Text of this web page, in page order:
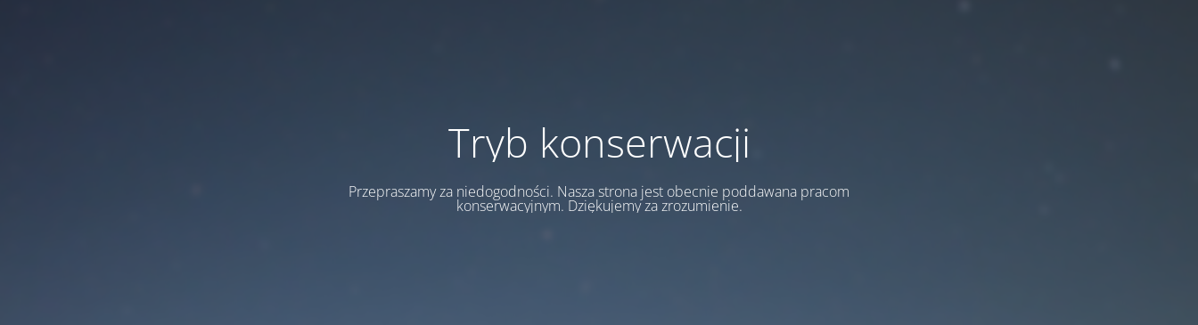
Tryb konserwacji
Przepraszamy za niedogodności. Nasza strona jest obecnie poddawana pracom
konserwacyjnym. Dziękujemy za zrozumienie.